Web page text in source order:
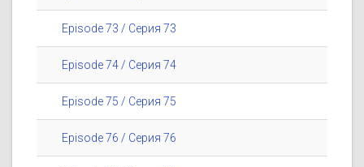
Episode 73 / Серия 73
Episode 74 / Серия 74
Episode 75 / Серия 75
Episode 76 / Серия 76